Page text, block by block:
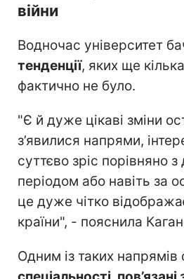
війни
Водночас університет
тенденції, яких ще
фактично не було.
"Є й дуже цікаві зміни
з’явилися напрями,
суттєво зріс порівняно
періодом або навіть за
це дуже чітко
країни", - пояснила
Одним із таких напрямів